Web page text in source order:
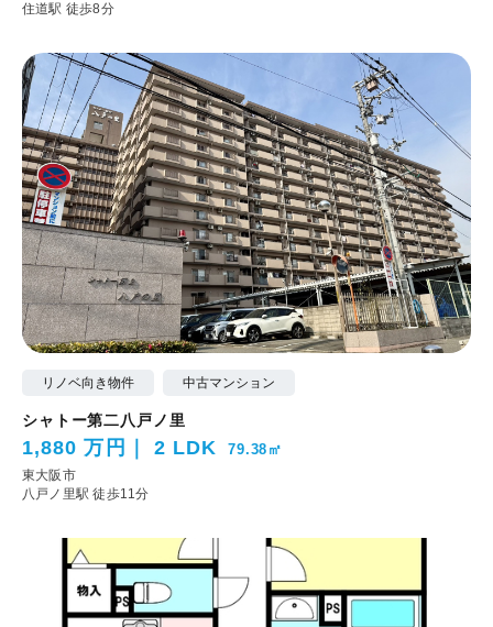
住道駅 徒歩8分
リノベ向き物件 中古マンション
シャトー第二八戸ノ里
1,880 万円 2 LDK 79.38㎡
東大阪市
八戸ノ里駅 徒歩11分